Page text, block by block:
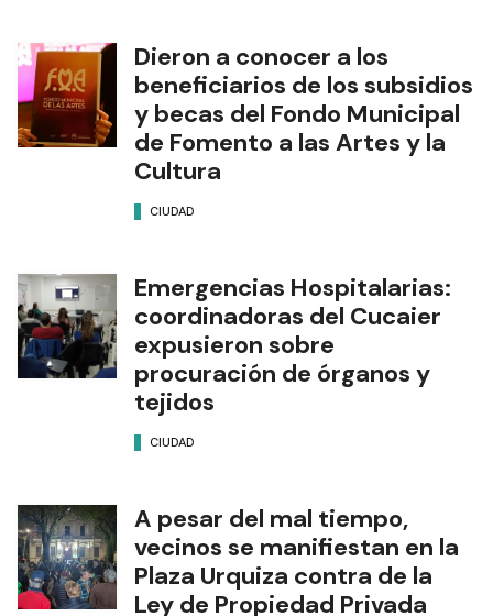
Dieron a conocer a los
beneficiarios de los subsidios
y becas del Fondo Municipal
de Fomento a las Artes y la
Cultura
CIUDAD
Emergencias Hospitalarias:
coordinadoras del Cucaier
expusieron sobre
procuración de órganos y
tejidos
CIUDAD
A pesar del mal tiempo,
vecinos se manifiestan en la
Plaza Urquiza contra de la
Ley de Propiedad Privada